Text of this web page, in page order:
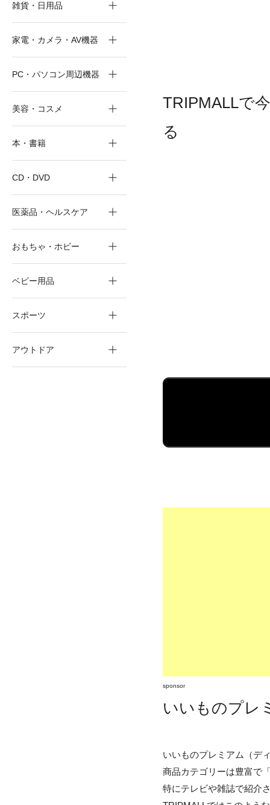
TRIPMALLで
る
sponsor
いいものプレ
いいものプレミアム（デ
商品カテゴリーは豊富で
特にテレビや雑誌で紹介
雑貨・日用品
家電・カメラ・AV機器
PC・パソコン周辺機器
美容・コスメ
本・書籍
CD・DVD
医薬品・ヘルスケア
おもちゃ・ホビー
ベビー用品
スポーツ
アウトドア